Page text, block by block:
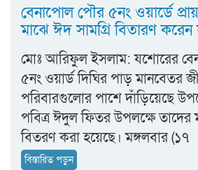
বেনাপোল পৌর ৫নং ওয়ার্ডে
মাঝে ঈদ সামগ্রি বিতারণ
মোঃ আরিফুল ইসলাম: যশোরের
৫নং ওয়ার্ড দিঘির পাড় মানবেতর
পরিবারগুলোর পাশে দাঁড়িয়েছে
পবিত্র ঈদুল ফিতর উপলক্ষে তাদের
বিতরণ করা হয়েছে। মঙ্গলবার (১৭
বিস্তারিত পড়ুন